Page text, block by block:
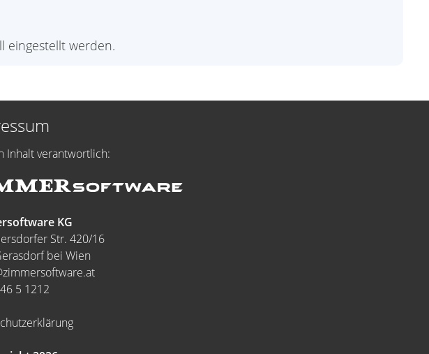
eingestellt werden.
Inhalt verantwortlich:
KG
Str. 420/16
bei Wien
5 1212